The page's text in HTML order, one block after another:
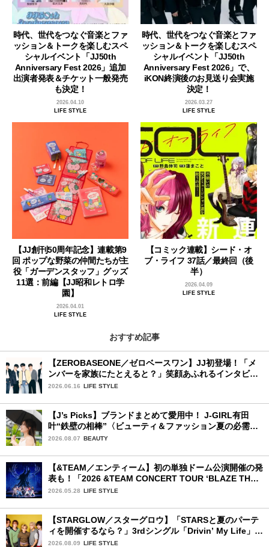
時代、世代をつなぐ音楽とファ
ッション＆トークを楽しむスペ
シャルイベント「JJ50th
Anniversary Fest 2026」追加
出演者発表＆チケット一般発売
も決定！
2026.04.10
LIFE STYLE
時代、世代をつなぐ音楽とファ
ッション＆トークを楽しむスペ
シャルイベント「JJ50th
Anniversary Fest 2026」で、
iKON終演後のお見送り会実施
決定！
2026.03.27
LIFE STYLE
【JJ創刊50周年記念】連載第9
回 ポップな野菜の仲間たちが主
役「ガーデンスタッフ」グッズ
11選：前編【JJ昭和レトロ学
園】
2026.04.01
LIFE STYLE
【コミック連載】シード・オ
ブ・ライフ 37話／最終回（後
半）
2026.04.09
LIFE STYLE
おすすめ記事
【ZEROBASEONE／ゼロベースワン】JJ初登場！「メ
ンバーを家族にたとえると？」笑顔あふれるインタビュ
ー♡
2026.06.16 LIFE STYLE
【J’s Picks】ブランドまとめて愛用中！ J-GIRL有田
叶“鉄壁の相棒”〈ビューティ＆ファッション夏の必需
品〉
2026.08.07 BEAUTY
【&TEAM／エンティーム】初の単独ドーム公演開催の発
表も！「2026 &TEAM CONCERT TOUR ‘BLAZE THE
WAY’」神奈川公演初日レポ
2026.05.28 LIFE STYLE
【STARGLOW／スターグロウ】「STARSと夏のパーテ
ィを開催するなら？」3rdシングル「Drivin’ My Life」リ
リース記念インタビュー！
2026.08.09 LIFE STYLE